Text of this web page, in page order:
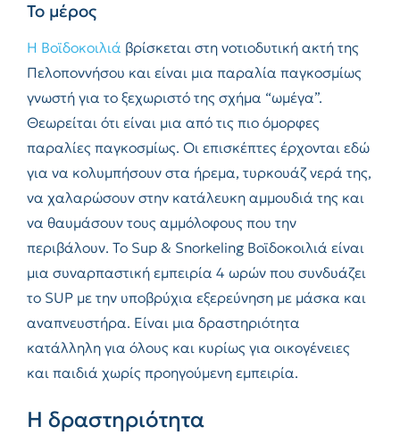
Το μέρος
H Βοϊδοκοιλιά βρίσκεται στη νοτιοδυτική ακτή της
Πελοποννήσου και είναι μια παραλία παγκοσμίως
γνωστή για το ξεχωριστό της σχήμα “ωμέγα”.
Θεωρείται ότι είναι μια από τις πιο όμορφες
παραλίες παγκοσμίως. Οι επισκέπτες έρχονται εδώ
για να κολυμπήσουν στα ήρεμα, τυρκουάζ νερά της,
να χαλαρώσουν στην κατάλευκη αμμουδιά της και
να θαυμάσουν τους αμμόλοφους που την
περιβάλουν. Το Sup & Snorkeling Βοϊδοκοιλιά είναι
μια συναρπαστική εμπειρία 4 ωρών που συνδυάζει
το SUP με την υποβρύχια εξερεύνηση με μάσκα και
αναπνευστήρα. Είναι μια δραστηριότητα
κατάλληλη για όλους και κυρίως για οικογένειες
και παιδιά χωρίς προηγούμενη εμπειρία.
Η δραστηριότητα